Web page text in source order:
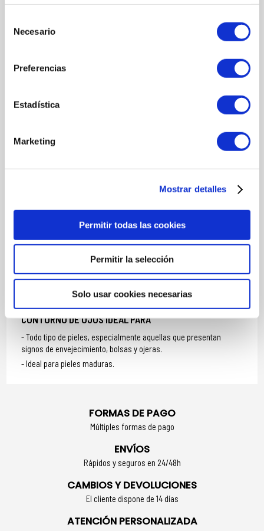
Necesario
Preferencias
Estadística
Marketing
Mostrar detalles
Permitir todas las cookies
Permitir la selección
Solo usar cookies necesarias
Formato: 15ml
Jazmín de Arabia
MODO DE UTILIZACIÓN
Aplica una pequeña cantidad de crema sobre la piel limpia y
seca del contorno de ojos.
Realiza suaves toques con la yema de los dedos, desde el
CONTORNO DE OJOS IDEAL PARA
Todo tipo de pieles, especialmente aquellas que presentan
signos de envejecimiento, bolsas y ojeras.
Ideal para pieles maduras.
FORMAS DE PAGO
Múltiples formas de pago
ENVÍOS
Rápidos y seguros en 24/48h
CAMBIOS Y DEVOLUCIONES
El cliente dispone de 14 días
ATENCIÓN PERSONALIZADA